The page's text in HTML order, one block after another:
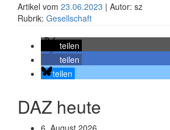
Artikel vom 23.06.2023 | Autor: sz
Rubrik: Gesellschaft
teilen
teilen
teilen
DAZ heute
6. August 2026